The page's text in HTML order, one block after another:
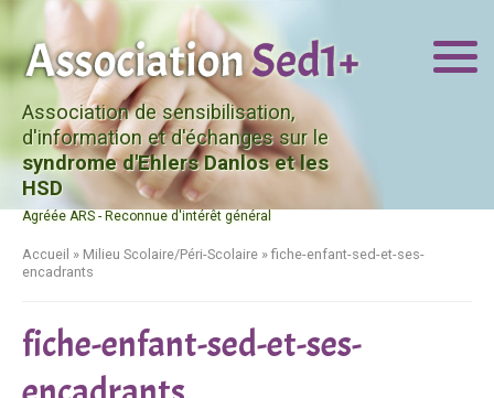
Association de sensibilisation,
d'information et d'échanges sur le
syndrome d'Ehlers Danlos et les
HSD
Agréée ARS - Reconnue d'intérêt général
Accueil » Milieu Scolaire/Péri-Scolaire »fiche-enfant-sed-et-ses-
encadrants
fiche-enfant-sed-et-ses-